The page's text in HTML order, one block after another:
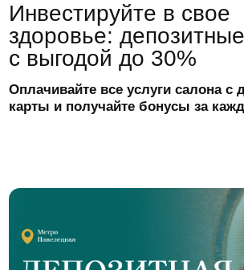
Депозитная карта
Premium
17% скидка на косметику La Sultane de
1 комплимент от салона (бесплатная СПА-
процедура) до 7 500₽
3 гостевых посещений акватермальной
«Thalasso Релаксация»
Бесплатная доставка товаров розничного
Бесплатная доставка подарочного
Срок действия:1,5 года